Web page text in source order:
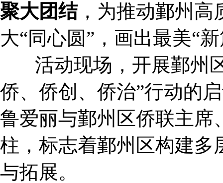
聚大团结，为推动鄞州高
大“同心圆”，画出最美“
活动现场，开展鄞州区
侨、侨创、侨治”行动的
鲁爱丽与鄞州区侨联主席
柱，标志着鄞州区构建多
与拓展。